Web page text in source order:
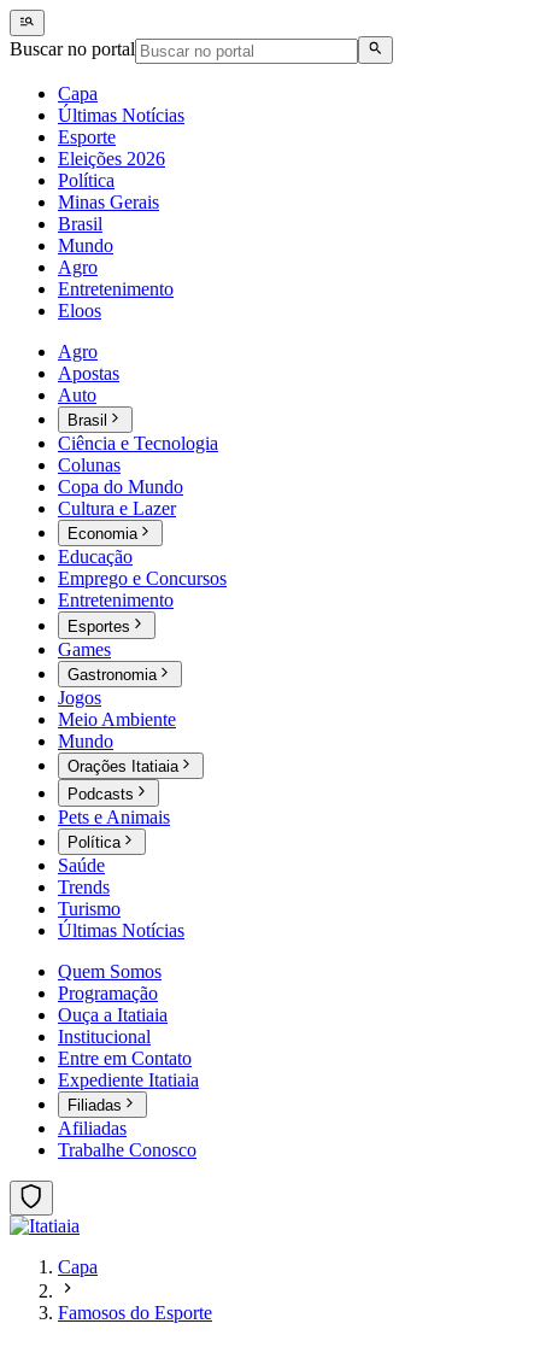
Buscar no portal
Capa
Últimas Notícias
Esporte
Eleições 2026
Política
Minas Gerais
Brasil
Mundo
Agro
Entretenimento
Eloos
Agro
Apostas
Auto
Brasil
Ciência e Tecnologia
Colunas
Copa do Mundo
Cultura e Lazer
Economia
Educação
Emprego e Concursos
Entretenimento
Esportes
Games
Gastronomia
Jogos
Meio Ambiente
Mundo
Orações Itatiaia
Podcasts
Pets e Animais
Política
Saúde
Trends
Turismo
Últimas Notícias
Quem Somos
Programação
Ouça a Itatiaia
Institucional
Entre em Contato
Expediente Itatiaia
Filiadas
Afiliadas
Trabalhe Conosco
Capa
Famosos do Esporte